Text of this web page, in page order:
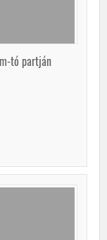
tó partján